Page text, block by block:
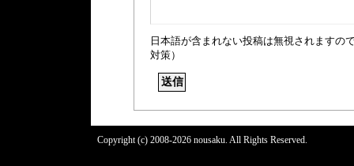
日本語が含まれない投稿は無視されますの
対策）
Copyright (c) 2008-2026 nousaku. All Rights Reserved.